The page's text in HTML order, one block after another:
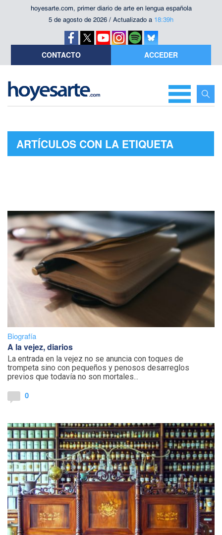
hoyesarte.com, primer diario de arte en lengua española
5 de agosto de 2026 / Actualizado a 18:39h
CONTACTO ACCEDER
ARTÍCULOS CON LA ETIQUETA
Biografía
A la vejez, diarios
La entrada en la vejez no se anuncia con toques de
trompeta sino con pequeños y penosos desarreglos
previos que todavía no son mortales...
0